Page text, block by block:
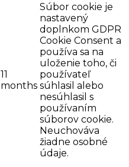
11
months
Súbor cookie je
nastavený
doplnkom GDPR
Cookie Consent a
používa sa na
uloženie toho, či
používateľ
súhlasil alebo
nesúhlasil s
používaním
súborov cookie.
Neuchováva
žiadne osobné
údaje.